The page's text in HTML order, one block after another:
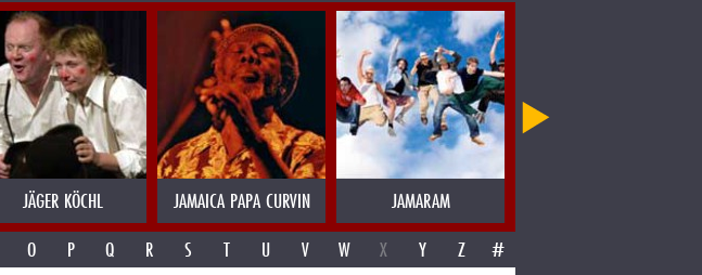
JÄGER KÖCHL JAMAICA PAPA CURVIN JAMARAM
O P Q R S T U V W X Y Z #